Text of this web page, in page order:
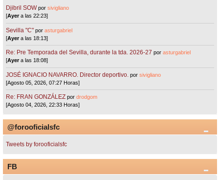
Djibril SOW porsivigliano
[Ayera las 22:23]
Sevilla "C"porasturgabriel
[Ayera las 18:13]
Re: Pre Temporada del Sevilla, durante la tda. 2026-27 porasturgabriel
[Ayera las 18:08]
JOSÉ IGNACIO NAVARRO. Director deportivo. porsivigliano
[Agosto 05, 2026, 07:27 Horas]
Re: FRAN GONZÁLEZ pordrodgom
[Agosto 04, 2026, 22:33 Horas]
@forooficialsfc
Tweets by forooficialsfc
FB